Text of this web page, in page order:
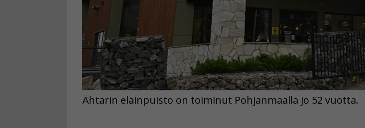
Ähtärin eläinpuisto on toiminut Pohjanmaalla jo 52 vuotta.